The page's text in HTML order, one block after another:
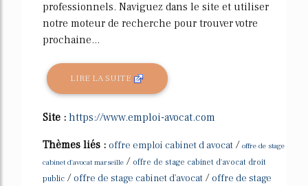
professionnels. Naviguez dans le site et utiliser
notre moteur de recherche pour trouver votre
prochaine...
LIRE LA SUITE
Site : https://www.emploi-avocat.com
Thèmes liés : offre emploi cabinet d avocat / offre de stage
cabinet d'avocat marseille / offre de stage cabinet d'avocat droit
public / offre de stage cabinet d'avocat / offre de stage